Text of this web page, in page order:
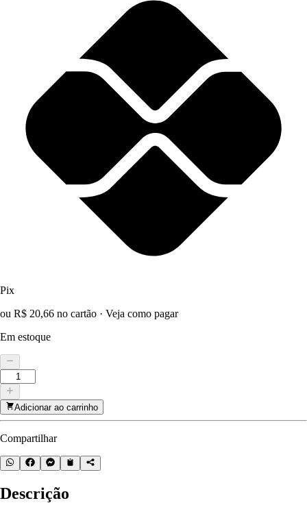
Pix
ou R$ 20,66 no cartão · Veja como pagar
Em estoque
Adicionar ao carrinho
Compartilhar
Descrição